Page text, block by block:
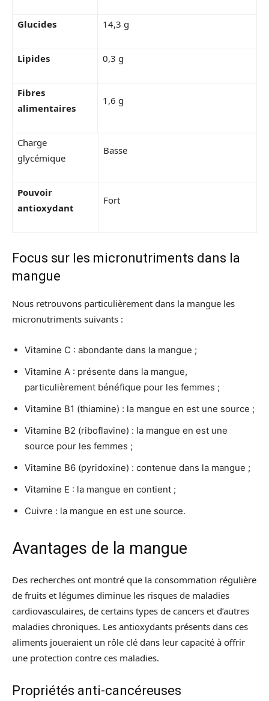
Glucides 14,3 g
Lipides 0,3 g
Fibres
alimentaires
1,6 g
Charge
glycémique
Basse
Pouvoir
antioxydant
Fort
Focus sur les micronutriments dans la
mangue
Nous retrouvons particulièrement dans la mangue les
micronutriments suivants :
Vitamine C : abondante dans la mangue ;
Vitamine A : présente dans la mangue,
particulièrement bénéfique pour les femmes ;
Vitamine B1 (thiamine) : la mangue en est une source ;
Vitamine B2 (riboflavine) : la mangue en est une
source pour les femmes ;
Vitamine B6 (pyridoxine) : contenue dans la mangue ;
Vitamine E : la mangue en contient ;
Cuivre : la mangue en est une source.
Avantages de la mangue
Des recherches ont montré que la consommation régulière
de fruits et légumes diminue les risques de maladies
cardiovasculaires, de certains types de cancers et d’autres
maladies chroniques. Les antioxydants présents dans ces
aliments joueraient un rôle clé dans leur capacité à offrir
une protection contre ces maladies.
Propriétés anti-cancéreuses